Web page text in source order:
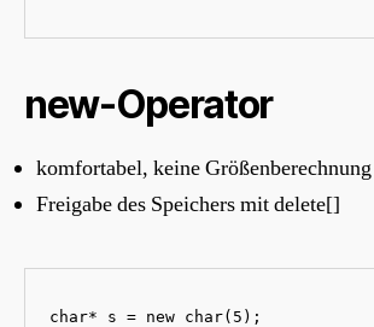
new-Operator
komfortabel, keine
Freigabe des Speichers mit delete[]
char* s = new char(5);